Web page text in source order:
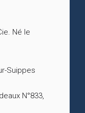
Né le
Suippes
N°833,